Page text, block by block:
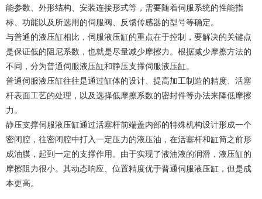
能参数、外形结构、安装连接形式等，需要随着伺服系统的性能指
标、功能以及所选用的伺服阀、反馈传感器的型号等确定。
与普通的液压缸相比，伺服液压缸的重点在于控制，要解决的关键点
是保证低的阻尼系数，也就是尽量减少摩擦力。根据减少摩擦方法的
不同，分为普通伺服液压缸和静压支撑伺服液压缸。
普通伺服液压缸往往是通过缸体的设计、提高加工制造的精度、活塞
杆表面工艺的处理，以及选择低摩擦系数的密封件等办法来降低摩擦
力。
静压支撑伺服液压缸通过活塞杆前端盖内部的特殊机构设计形成一个
密闭腔，往密闭腔中打入一定压力的液压油，在活塞杆和缸筒之前形
成油膜，起到一定的支撑作用。由于实现了液油液的润滑，液压缸的
摩擦阻力很小。其动态响应、位置精度优于普通伺服液压缸，但是成
本更高。